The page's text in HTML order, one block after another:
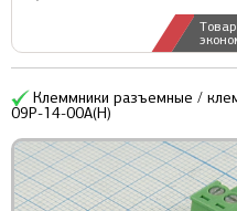
Клеммники разъемные /
09P-14-00A(H)